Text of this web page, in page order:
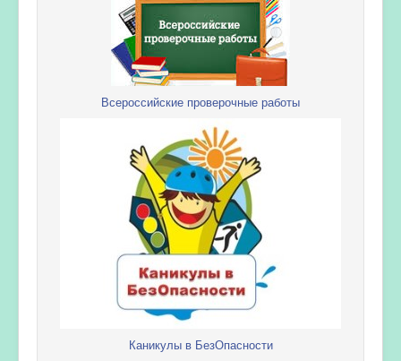
Всероссийские проверочные работы
Каникулы в БезОпасности